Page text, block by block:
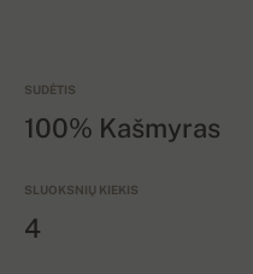
SUDĖTIS
100% Kašmyras
SLUOKSNIŲ KIEKIS
4